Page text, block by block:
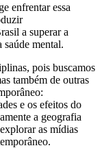
enfrentar essa
a superar a
saúde mental.
pois buscamos
também de outras
e os efeitos do
a geografia
as mídias